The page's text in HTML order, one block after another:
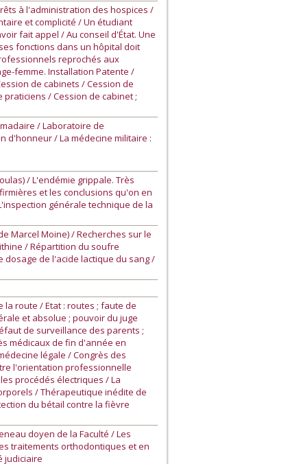
à l'administration des hospices /
et complicité / Un étudiant
fait appel / Au conseil d'État. Une
fonctions dans un hôpital doit
reprochés aux
femme. Installation Patente /
de cabinets / Cession de
/ Cession de cabinet ;
/ Laboratoire de
d'honneur / La médecine militaire :
/ L'endémie grippale. Très
et les conclusions qu'on en
générale technique de la
Marcel Moine) / Recherches sur le
/ Répartition du soufre
dosage de l'acide lactique du sang /
la route / Etat : routes ; faute de
et absolue ; pouvoir du juge
de surveillance des parents ;
médicaux de fin d'année en
légale / Congrès des
l'orientation professionnelle
procédés électriques / La
/ Thérapeutique inédite de
du bétail contre la fièvre
doyen de la Faculté / Les
traitements orthodontiques et en
judiciaire